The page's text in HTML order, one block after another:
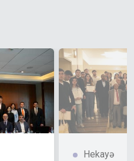
Hekayə